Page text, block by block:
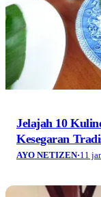
Jelajah 10
Kesegaran
AYO NETIZEN·11